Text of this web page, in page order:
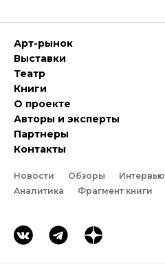
Арт-рынок
Выставки
Театр
Книги
О проекте
Авторы и эксперты
Партнеры
Контакты
Новости Обзоры Интервью
Аналитика
Фрагмент книги